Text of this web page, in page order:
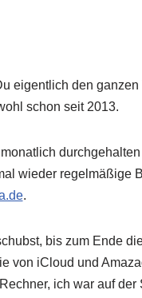
eigentlich den ganzen
schon seit 2013.
wieder regelmäßige
.
bis zum Ende
von iCloud und
ich war auf der